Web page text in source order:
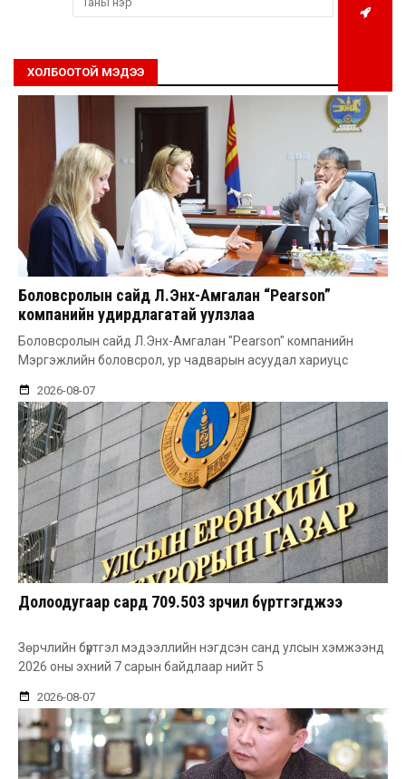
ХОЛБООТОЙ МЭДЭЭ
Боловсролын сайд Л.Энх-Амгалан “Pearson”
компанийн удирдлагатай уулзлаа
Боловсролын сайд Л.Энх-Амгалан "Pearson" компанийн
Мэргэжлийн боловсрол, ур чадварын асуудал хариуцс
2026-08-07
Долоодугаар сард 709.503 зөрчил бүртгэгджээ
Зөрчлийн бүртгэл мэдээллийн нэгдсэн санд улсын хэмжээнд
2026 оны эхний 7 сарын байдлаар нийт 5
2026-08-07